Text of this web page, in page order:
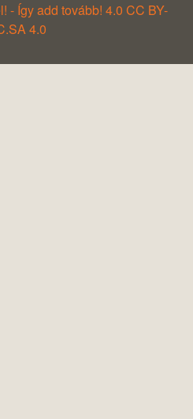
- Így add tovább! 4.0 CC BY-
4.0